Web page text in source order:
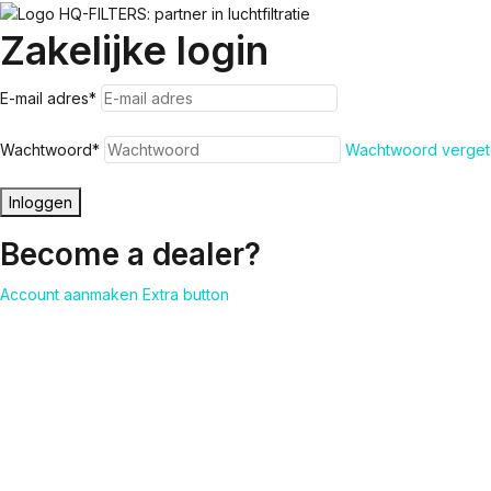
Zakelijke login
E-mail adres*
Wachtwoord* Wachtwoord
Inloggen
Become a dealer?
Account aanmaken Extra button